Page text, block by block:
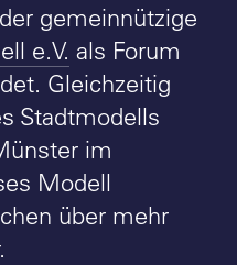
gemeinnützige
e.V. als Forum
Gleichzeitig
Stadtmodells
im
Modell
über mehr